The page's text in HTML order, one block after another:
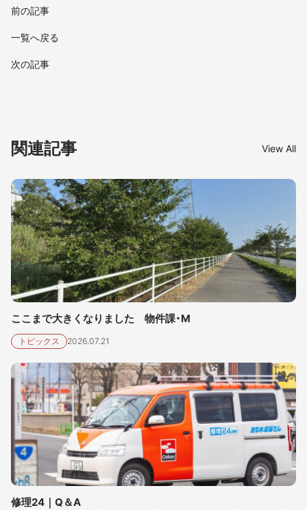
前の記事
一覧へ戻る
次の記事
関連記事 View All
ここまで大きくなりました 物件課・M
トピックス 2026.07.21
修理24｜Q＆A